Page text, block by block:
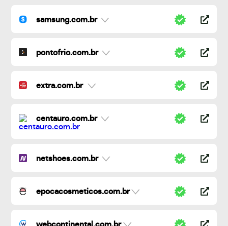
samsung.com.br
pontofrio.com.br
extra.com.br
centauro.com.br
netshoes.com.br
epocacosmeticos.com.br